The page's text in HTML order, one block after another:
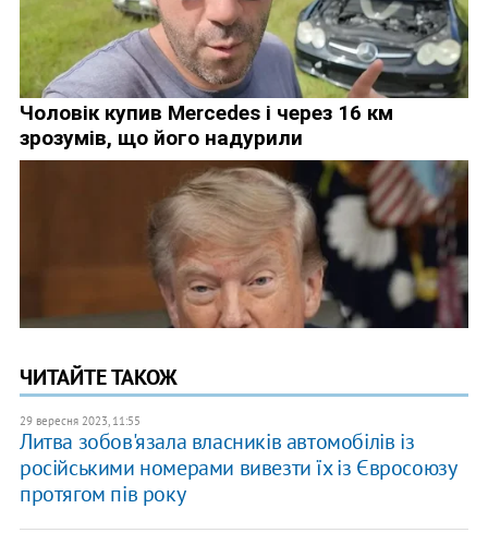
ЧИТАЙТЕ ТАКОЖ
29 вересня 2023, 11:55
Литва зобов'язала власників автомобілів із
російськими номерами вивезти їх із Євросоюзу
протягом пів року